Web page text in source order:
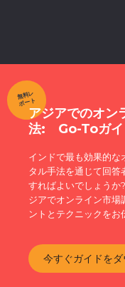
無料レ
ポート
アジアでのオン
法: Go-Toガイ
インドで最も効果的な
タル手法を通じて回答
すればよいでしょうか
ジアでオンライン市場
ントとテクニックをお
今すぐガイドを